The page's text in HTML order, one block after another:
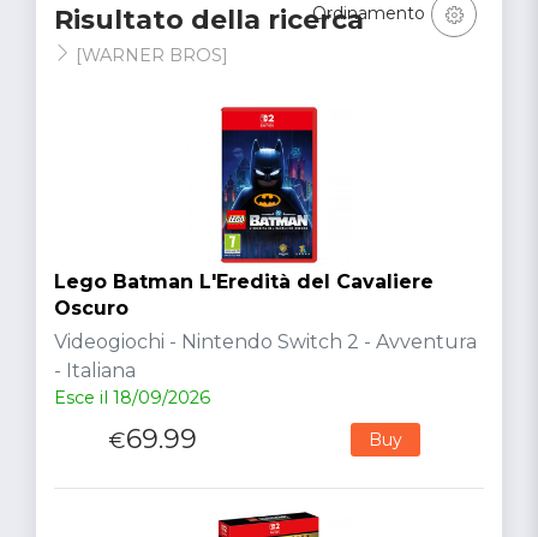
Risultato della ricerca
[WARNER BROS]
Ordinamento
Lego Batman L'Eredità del Cavaliere
Oscuro
Videogiochi - Nintendo Switch 2 - Avventura
- Italiana
Esce il 18/09/2026
€69.99 Buy